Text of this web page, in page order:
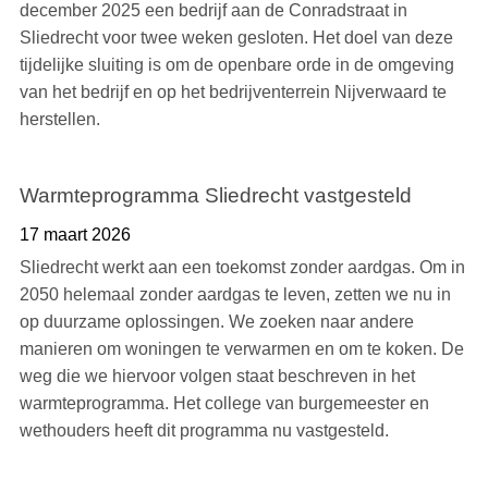
december 2025 een bedrijf aan de Conradstraat in
Sliedrecht voor twee weken gesloten. Het doel van deze
tijdelijke sluiting is om de openbare orde in de omgeving
van het bedrijf en op het bedrijventerrein Nijverwaard te
herstellen.
Warmteprogramma Sliedrecht vastgesteld
17 maart 2026
Sliedrecht werkt aan een toekomst zonder aardgas. Om in
2050 helemaal zonder aardgas te leven, zetten we nu in
op duurzame oplossingen. We zoeken naar andere
manieren om woningen te verwarmen en om te koken. De
weg die we hiervoor volgen staat beschreven in het
warmteprogramma. Het college van burgemeester en
wethouders heeft dit programma nu vastgesteld.